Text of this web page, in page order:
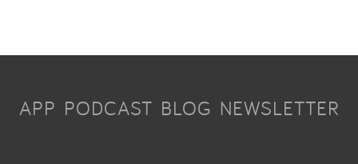
APP PODCAST BLOG NEWSLETTER